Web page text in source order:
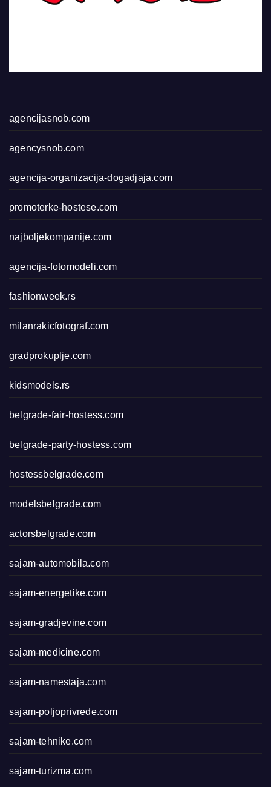
agencijasnob.com
agencysnob.com
agencija-organizacija-dogadjaja.com
promoterke-hostese.com
najboljekompanije.com
agencija-fotomodeli.com
fashionweek.rs
milanrakicfotograf.com
gradprokuplje.com
kidsmodels.rs
belgrade-fair-hostess.com
belgrade-party-hostess.com
hostessbelgrade.com
modelsbelgrade.com
actorsbelgrade.com
sajam-automobila.com
sajam-energetike.com
sajam-gradjevine.com
sajam-medicine.com
sajam-namestaja.com
sajam-poljoprivrede.com
sajam-tehnike.com
sajam-turizma.com